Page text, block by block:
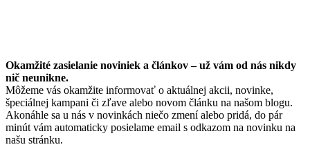
Okamžité zasielanie noviniek a článkov – už vám od nás nikdy
nič neunikne.
Môžeme vás okamžite informovať o aktuálnej akcii, novinke,
špeciálnej kampani či zľave alebo novom článku na našom blogu.
Akonáhle sa u nás v novinkách niečo zmení alebo pridá, do pár
minút vám automaticky posielame email s odkazom na novinku na
našu stránku.